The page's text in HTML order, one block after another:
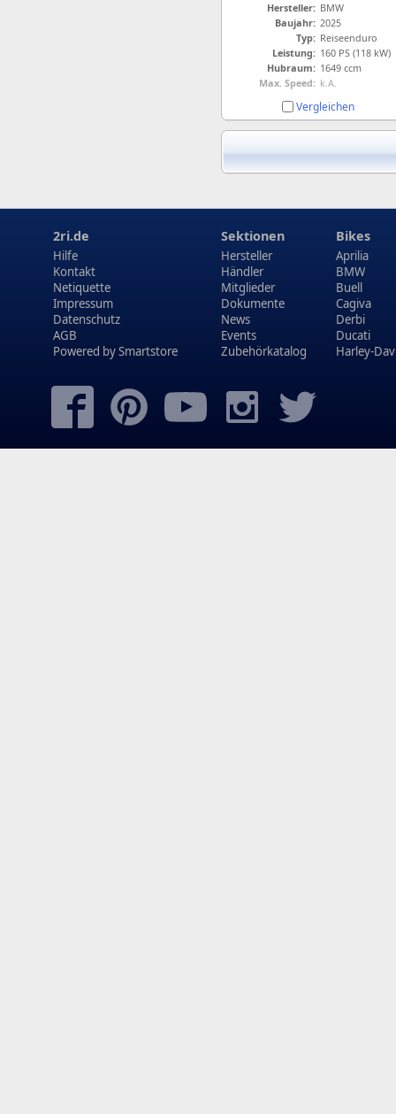
Hersteller: BMW
Baujahr: 2025
Typ: Reiseenduro
Leistung: 160 PS (118 kW)
Hubraum: 1649 ccm
Max. Speed: k.A.
Vergleichen
2ri.de
Hilfe
Kontakt
Netiquette
Impressum
Datenschutz
AGB
Powered bySmartstore
Sektionen
Hersteller
Händler
Mitglieder
Dokumente
News
Events
Zubehörkatalog
Bikes
Aprilia
BMW
Buell
Cagiva
Derbi
Ducati
Harley-